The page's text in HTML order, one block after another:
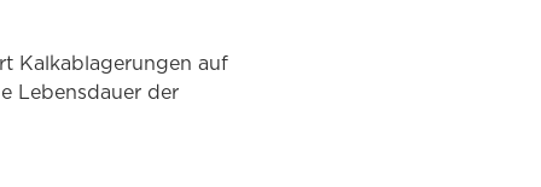
Kalkablagerungen auf
Lebensdauer der